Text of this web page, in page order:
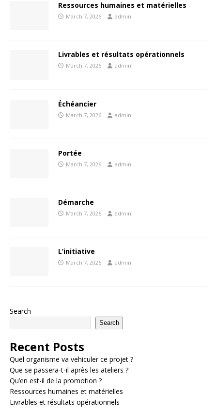
Ressources humaines et matérielles
March 7, 2026 admin
Livrables et résultats opérationnels
March 7, 2026 admin
Échéancier
March 7, 2026 admin
Portée
March 7, 2026 admin
Démarche
March 7, 2026 admin
L’initiative
March 7, 2026 admin
Search
Search
Recent Posts
Quel organisme va vehiculer ce projet ?
Que se passera-t-il après les ateliers ?
Qu’en est-il de la promotion ?
Ressources humaines et matérielles
Livrables et résultats opérationnels